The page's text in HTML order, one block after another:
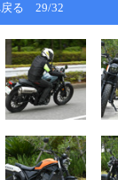
る 29/32